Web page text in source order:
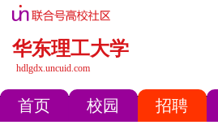
华东理工大学
hdlgdx.uncuid.com
首页 校园 招聘